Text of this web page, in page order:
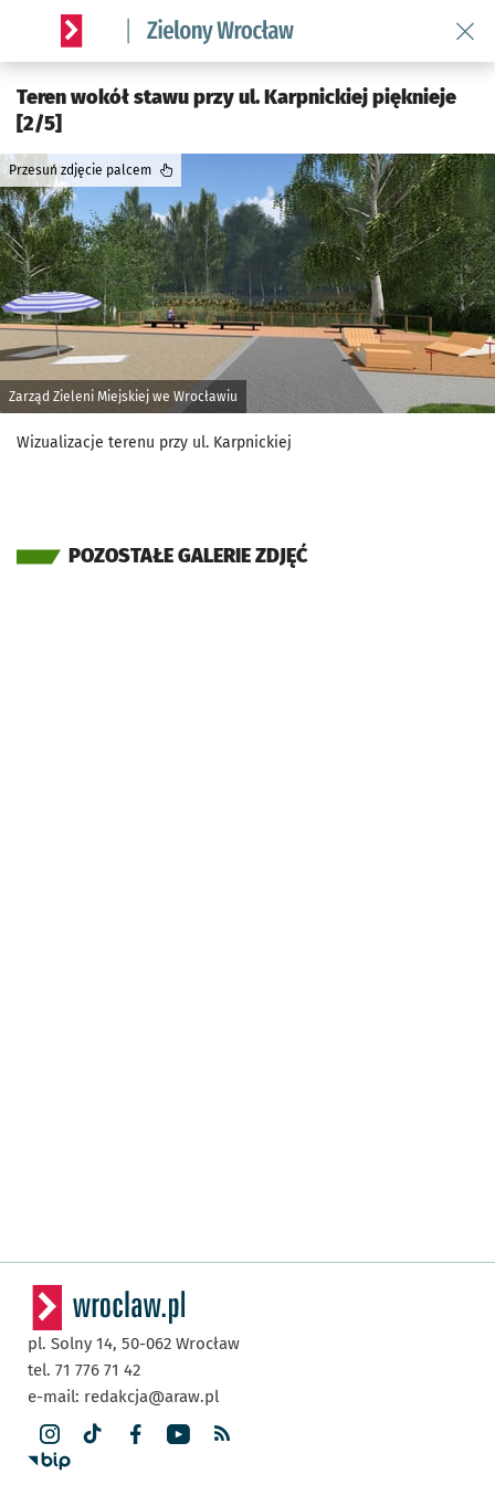
Serwis informacyjny wroclaw.pl podserwis: Środowisko we
Teren wokół stawu przy ul. Karpnickiej pięknieje
[2/5]
Zarząd Zieleni Miejskiej we Wrocławiu
Przesuń zdjęcie palcem
Wizualizacje terenu przy ul. Karpnickiej
POZOSTAŁE GALERIE ZDJĘĆ
pl. Solny 14, 50-062 Wrocław
tel. 71 776 71 42
e-mail: redakcja@araw.pl